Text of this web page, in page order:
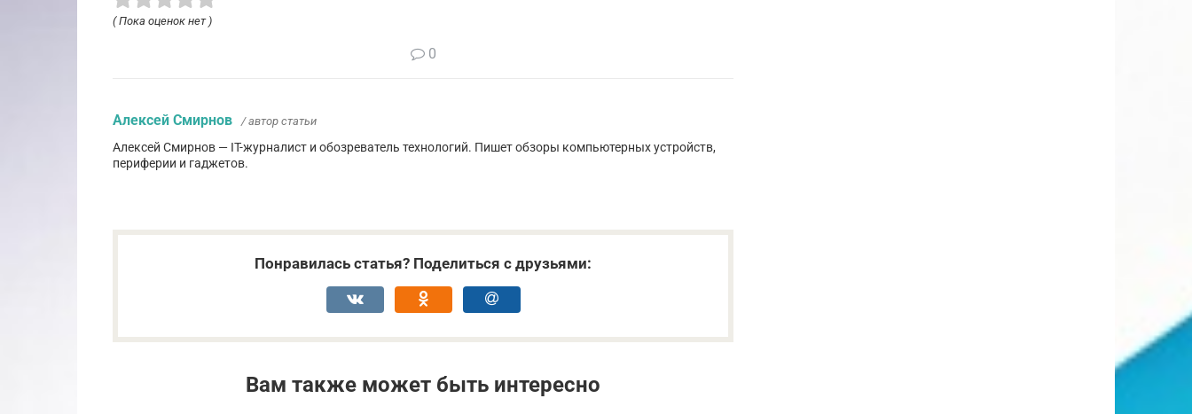
( Пока оценок нет )
0
Алексей Смирнов / автор статьи
Алексей Смирнов — IT-журналист и обозреватель технологий. Пишет обзоры компьютерных устройств,
периферии и гаджетов.
Понравилась статья? Поделиться с друзьями:
Вам также может быть интересно